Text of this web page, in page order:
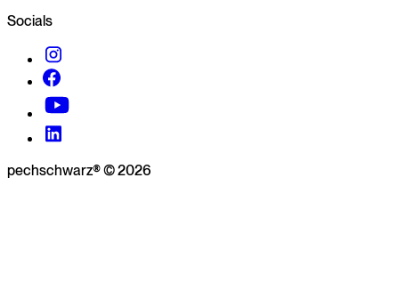
Socials
pechschwarz® © 2026